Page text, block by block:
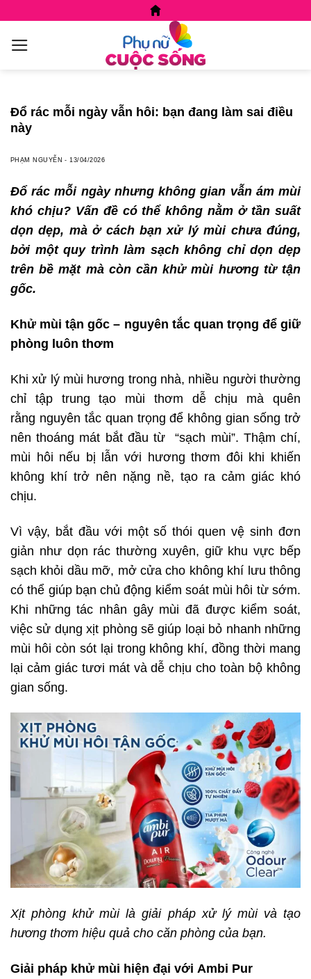
content
Đổ rác mỗi ngày vẫn hôi: bạn đang làm sai điều
này
PHẠM NGUYỄN -13/04/2026
Đổ rác mỗi ngày nhưng không gian vẫn ám mùi
khó chịu? Vấn đề có thể không nằm ở tần suất
dọn dẹp, mà ở cách bạn xử lý mùi chưa đúng,
bởi một quy trình làm sạchkhông chỉ dọn dẹp
trên bề mặt mà còn cần khử mùi hương từ tận
gốc.
Khử mùi tận gốc – nguyên tắc quan trọng để giữ
phòng luôn thơm
Khi xử lý mùi hương trong nhà, nhiều người thường
chỉ tập trung tạo mùi thơm dễ chịu mà quên
rằng nguyên tắc quan trọng để không gian sống trở
nên thoáng mát bắt đầu từ “sạch mùi”. Thậm chí,
mùi hôi nếu bị lẫn với hương thơm đôi khi khiến
không khí trở nên nặng nề, tạo ra cảm giác khó
chịu.
Vì vậy, bắt đầu với một số thói quen vệ sinh đơn
giản như dọn rác thường xuyên, giữ khu vực bếp
sạch khỏi dầu mỡ, mở cửa cho không khí lưu thông
có thể giúp bạn chủ động kiểm soát mùi hôi từ sớm.
Khi những tác nhân gây mùi đã được kiểm soát,
việc sử dụng xịt phòng sẽ giúp loại bỏ nhanh những
mùi hôi còn sót lại trong không khí, đồng thời mang
lại cảm giác tươi mát và dễ chịu cho toàn bộ không
gian sống.
Xịtphòng khử mùi là giải pháp xử lý mùi và tạo
hương thơm hiệu quả cho căn phòng của bạn.
Giải pháp khử mùi hiện đại với Ambi Pur